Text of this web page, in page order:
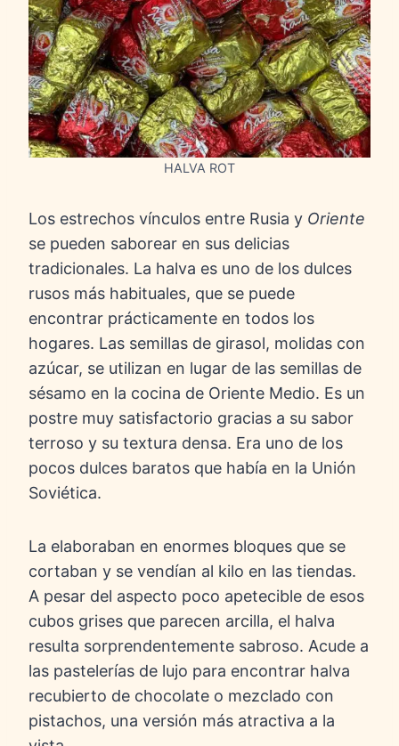
HALVA ROT
Los estrechos vínculos entre Rusia y Oriente
se pueden saborear en sus delicias
tradicionales. La halva es uno de los dulces
rusos más habituales, que se puede
encontrar prácticamente en todos los
hogares. Las semillas de girasol, molidas con
azúcar, se utilizan en lugar de las semillas de
sésamo en la cocina de Oriente Medio. Es un
postre muy satisfactorio gracias a su sabor
terroso y su textura densa. Era uno de los
pocos dulces baratos que había en la Unión
Soviética.
La elaboraban en enormes bloques que se
cortaban y se vendían al kilo en las tiendas.
A pesar del aspecto poco apetecible de esos
cubos grises que parecen arcilla, el halva
resulta sorprendentemente sabroso. Acude a
las pastelerías de lujo para encontrar halva
recubierto de chocolate o mezclado con
pistachos, una versión más atractiva a la